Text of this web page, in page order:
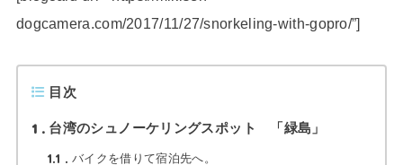
dogcamera.com/2017/11/27/snorkeling-with-gopro/”]
目次
1 台湾のシュノーケリングスポット 「緑島」
1.1 バイクを借りて宿泊先へ。